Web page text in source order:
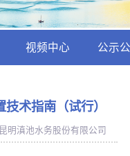
视频中心 公示
术指南（试行）
明滇池水务股份有限公司